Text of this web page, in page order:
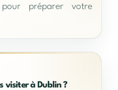
préparer votre
visiter à Dublin ?